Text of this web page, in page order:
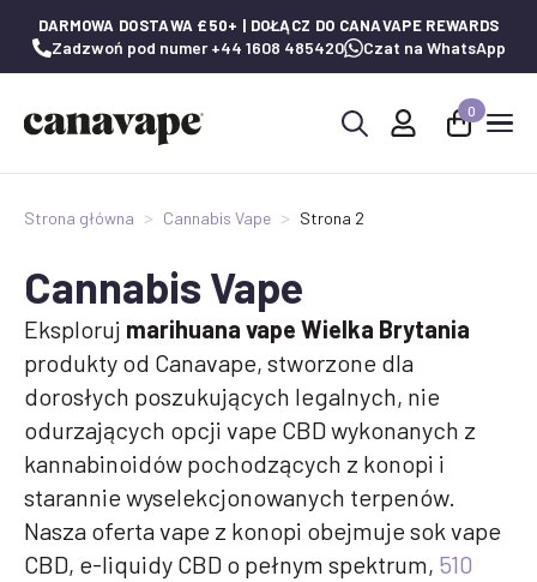
DARMOWA DOSTAWA £50+ | DOŁĄCZ DO CANAVAPE REWARDS
Zadzwoń pod numer +44 1608 485420 Czat na WhatsApp
0
Strona główna Cannabis Vape Strona 2
Cannabis Vape
Eksploruj marihuana vape Wielka Brytania
produkty od Canavape, stworzone dla
dorosłych poszukujących legalnych, nie
odurzających opcji vape CBD wykonanych z
kannabinoidów pochodzących z konopi i
starannie wyselekcjonowanych terpenów.
Nasza oferta vape z konopi obejmuje sok vape
CBD, e-liquidy CBD o pełnym spektrum, 510